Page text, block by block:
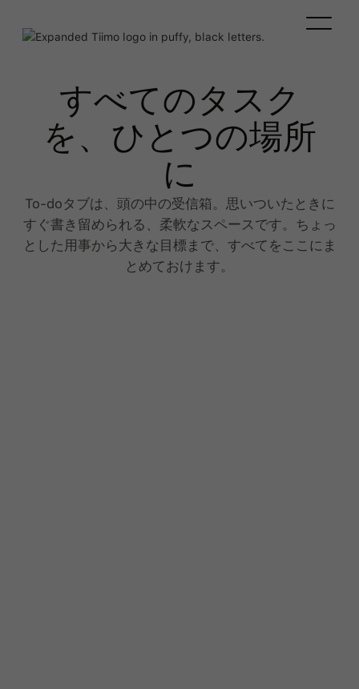
すべてのタスク
を、ひとつの場所
に
To-doタブは、頭の中の受信箱。思いついたときに
すぐ書き留められる、柔軟なスペースです。ちょっ
とした用事から大きな目標まで、すべてをここにま
とめておけます。